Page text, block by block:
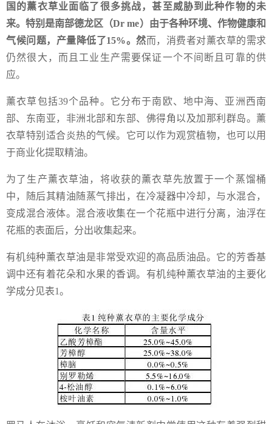
国的薰衣草业面临了很多挑战，甚至威胁到此种作物的未
来。特别是南部德龙区（Dr me）由于各种环境、作物健康和
气候问题，产量降低了15%。然而，消费者对薰衣草的需求
仍然很大，而且工业生产需要保证一个不间断且可靠的供
应。
薰衣草包括39个品种。它分布于南欧、地中海、亚洲西南
部、东南亚，非洲北部和东部、佛得角以及加那利群岛。薰
衣草特别适合炎热的气候。它可以作为观赏植物，也可以用
于商业化提取精油。
为了生产薰衣草油，将收获的薰衣草先放置于一个蒸馏桶
中，随后其精油随蒸气排出，在冷凝器中冷却，与水混合，
变成混合液体。混合液收集在一个花瓶中进行分离，油浮在
花瓶的表面后，分出收集起来。
有机纯种薰衣草油是非常受欢迎的高品质油品。它的芳香基
调中还有着花朵和水果的香调。有机纯种薰衣草油的主要化
学成分见表1。